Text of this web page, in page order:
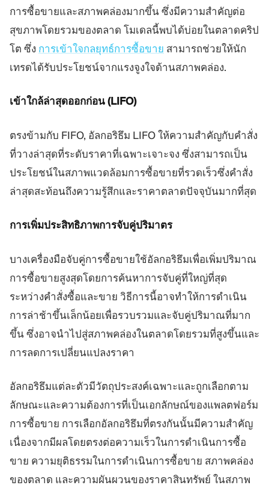
การซื้อขายและสภาพคล่องมากขึ้น ซึ่งมีความสำคัญต่อ
สุขภาพโดยรวมของตลาด โมเดลนี้พบได้บ่อยในตลาดคริป
โต ซึ่ง การเข้าใจกลยุทธ์การซื้อขาย สามารถช่วยให้นัก
เทรดได้รับประโยชน์จากแรงจูงใจด้านสภาพคล่อง.
เข้าใกล้ล่าสุดออกก่อน (LIFO)
ตรงข้ามกับ FIFO, อัลกอริธึม LIFO ให้ความสำคัญกับคำสั่ง
ที่วางล่าสุดที่ระดับราคาที่เฉพาะเจาะจง ซึ่งสามารถเป็น
ประโยชน์ในสภาพแวดล้อมการซื้อขายที่รวดเร็วซึ่งคำสั่ง
ล่าสุดสะท้อนถึงความรู้สึกและราคาตลาดปัจจุบันมากที่สุด
การเพิ่มประสิทธิภาพการจับคู่ปริมาตร
บางเครื่องมือจับคู่การซื้อขายใช้อัลกอริธึมเพื่อเพิ่มปริมาณ
การซื้อขายสูงสุดโดยการค้นหาการจับคู่ที่ใหญ่ที่สุด
ระหว่างคำสั่งซื้อและขาย วิธีการนี้อาจทำให้การดำเนิน
การล่าช้าขึ้นเล็กน้อยเพื่อรวบรวมและจับคู่ปริมาณที่มาก
ขึ้น ซึ่งอาจนำไปสู่สภาพคล่องในตลาดโดยรวมที่สูงขึ้นและ
การลดการเปลี่ยนแปลงราคา
อัลกอริธึมแต่ละตัวมีวัตถุประสงค์เฉพาะและถูกเลือกตาม
ลักษณะและความต้องการที่เป็นเอกลักษณ์ของแพลตฟอร์ม
การซื้อขาย การเลือกอัลกอริธึมที่ตรงกันนั้นมีความสำคัญ
เนื่องจากมีผลโดยตรงต่อความเร็วในการดำเนินการซื้อ
ขาย ความยุติธรรมในการดำเนินการซื้อขาย สภาพคล่อง
ของตลาด และความผันผวนของราคาสินทรัพย์ ในสภาพ